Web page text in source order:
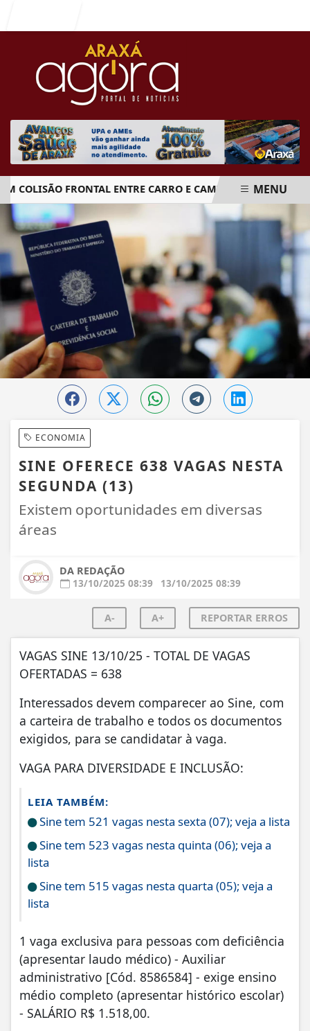
FRONTAL ENTRE CARRO E CAMINHÃO NA BR-262
EM ALTA
MENU
ECONOMIA
SINE OFERECE 638 VAGAS NESTA
SEGUNDA (13)
Existem oportunidades em diversas
áreas
DA REDAÇÃO
13/10/2025 08:39
13/10/2025 08:39
A- A+ REPORTAR ERROS
VAGAS SINE 13/10/25 - TOTAL DE VAGAS
OFERTADAS = 638
Interessados devem comparecer ao Sine, com
a carteira de trabalho e todos os documentos
exigidos, para se candidatar à vaga.
VAGA PARA DIVERSIDADE E INCLUSÃO:
LEIA TAMBÉM:
Sine tem 521 vagas nesta sexta (07); veja a lista
Sine tem 523 vagas nesta quinta (06); veja a
lista
Sine tem 515 vagas nesta quarta (05); veja a
lista
1 vaga exclusiva para pessoas com deficiência
(apresentar laudo médico) - Auxiliar
administrativo [Cód. 8586584] - exige ensino
médio completo (apresentar histórico escolar)
- SALÁRIO R$ 1.518,00.